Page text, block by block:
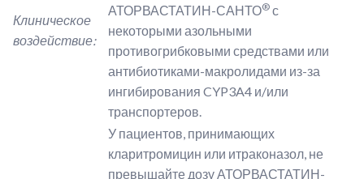
Клиническое
воздействие:
АТОРВАСТАТИН-САНТО® с
некоторыми азольными
противогрибковыми средствами или
антибиотиками-макролидами из-за
ингибирования CYP3A4 и/или
транспортеров.
У пациентов, принимающих
кларитромицин или итраконазол, не
превышайте дозу АТОРВАСТАТИН-